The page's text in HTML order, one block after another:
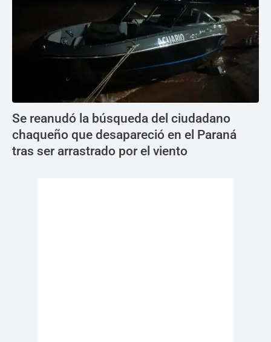
Se reanudó la búsqueda del ciudadano
chaqueño que desapareció en el Paraná
tras ser arrastrado por el viento